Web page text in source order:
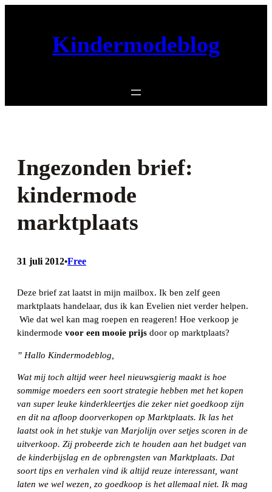
Kindermodeblog
Ingezonden brief:
kindermode
marktplaats
31 juli 2012•Free
Deze brief zat laatst in mijn mailbox. Ik ben zelf geen
marktplaats handelaar, dus ik kan Evelien niet verder helpen.
Wie dat wel kan mag roepen en reageren! Hoe verkoop je
kindermode voor een mooie prijs door op marktplaats?
” Hallo Kindermodeblog,
Wat mij toch altijd weer heel nieuwsgierig maakt is hoe
sommige moeders een soort strategie hebben met het kopen
van super leuke kinderkleertjes die zeker niet goedkoop zijn
en dit na afloop doorverkopen op Marktplaats. Ik las het
laatst ook in het stukje van Marjolijn over setjes scoren in de
uitverkoop. Zij probeerde zich te houden aan het budget van
de kinderbijslag en de opbrengsten van Marktplaats. Dat
soort tips en verhalen vind ik altijd reuze interessant, want
laten we wel wezen, zo goedkoop is het allemaal niet. Ik mag